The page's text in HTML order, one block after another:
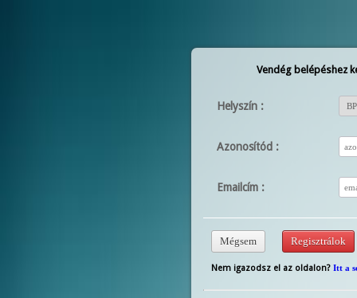
Vendég belépéshez
Helyszín :
Azonosítód :
Emailcím :
Nem igazodsz el az oldalon? Itt a